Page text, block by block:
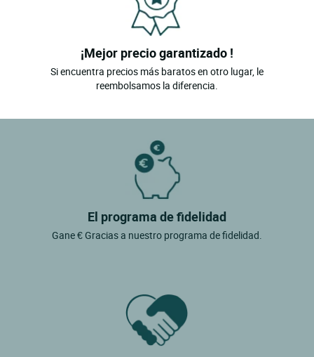
¡Mejor precio garantizado !
Si encuentra precios más baratos en otro lugar, le
reembolsamos la diferencia.
El programa de fidelidad
Gane € Gracias a nuestro programa de fidelidad.